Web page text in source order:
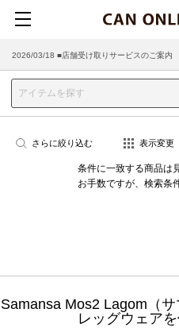
2026/03/18 ■店舗受け取りサービスのご案内
さらに絞り込む 表示変更
条件に一致する商品は
お手数ですが、検索条
Samansa Mos2 Lagom（
レッグウェア